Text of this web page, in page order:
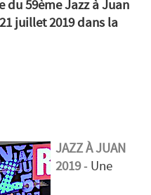
du 59ème Jazz à Juan
juillet 2019 dans la
JAZZ À JUAN
2019- Une